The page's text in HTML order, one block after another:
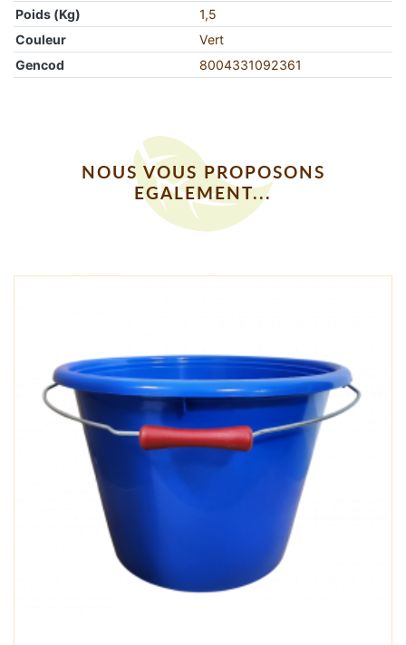
Poids (Kg)
1,5
Couleur
Vert
Gencod
8004331092361
NOUS VOUS PROPOSONS
EGALEMENT...